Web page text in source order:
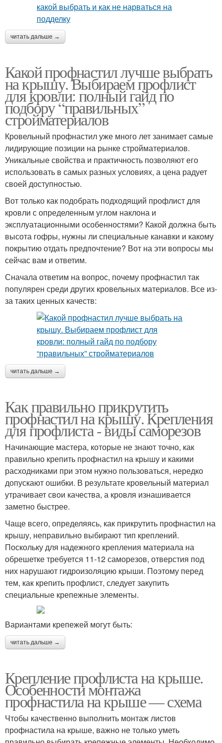
читать дальше →
Какой профнастил лучше выбрать
на крышу. Выбираем профлист
для кровли: полный гайд по
подбору “правильных”
стройматериалов
Кровельный профнастил уже много лет занимает самые
лидирующие позиции на рынке стройматериалов.
Уникальные свойства и практичность позволяют его
использовать в самых разных условиях, а цена радует
своей доступностью.
Вот только как подобрать подходящий профлист для
кровли с определенным углом наклона и
эксплуатационными особенностями? Какой должна быть
высота гофры, нужны ли специальные канавки и какому
покрытию отдать предпочтение? Вот на эти вопросы мы
сейчас вам и ответим.
Сначала ответим на вопрос, почему профнастил так
популярен среди других кровельных материалов. Все из-
за таких ценных качеств:
читать дальше →
Как правильно прикрутить
профнастил на крышу. Крепления
для профлиста - виды саморезов
Начинающие мастера, которые не знают точно, как
правильно крепить профнастил на крышу и какими
расходниками при этом нужно пользоваться, нередко
допускают ошибки. В результате кровельный материал
утрачивает свои качества, а кровля изнашивается
заметно быстрее.
Чаще всего, определяясь, как прикрутить профнастил на
крышу, неправильно выбирают тип креплений.
Поскольку для надежного крепления материала на
обрешетке требуется 11-12 саморезов, отверстия под
них нарушают гидроизоляцию крыши. Поэтому перед
тем, как крепить профлист, следует закупить
специальные крепежные элементы.
Вариантами крепежей могут быть:
читать дальше →
Крепление профлиста на крыше.
Особенности монтажа
профнастила на крыше — схема
Чтобы качественно выполнить монтаж листов
профнастила на крыше, важно не только уметь